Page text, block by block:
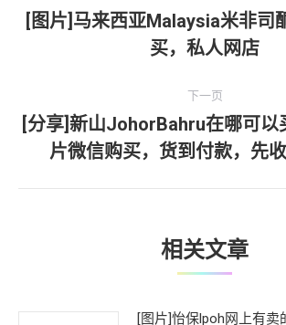
章
一
[图片]马来西亚Malaysia米非司
买，私人网店
下一页
下
一
文
[分享]新山JohorBahru在哪可以
片微信购买，货到付款，先
相关文章
[图片]怡保lpoh网上有卖